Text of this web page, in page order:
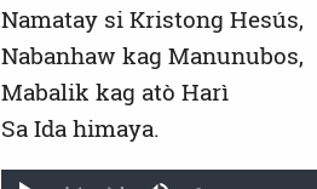
Namatay si Kristong Hesús,
Nabanhaw kag Manunubos,
Mabalik kag atò Harì
Sa Ida himaya.